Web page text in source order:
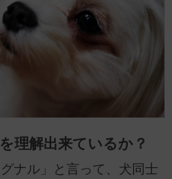
理解出来ているか？
ナル」と言って、犬同士